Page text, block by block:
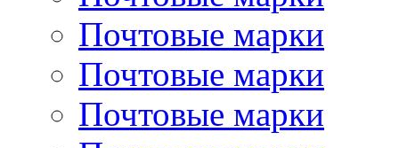
Почтовые марки
Почтовые марки
Почтовые марки